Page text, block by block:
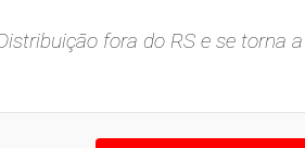
fora do RS e se torna